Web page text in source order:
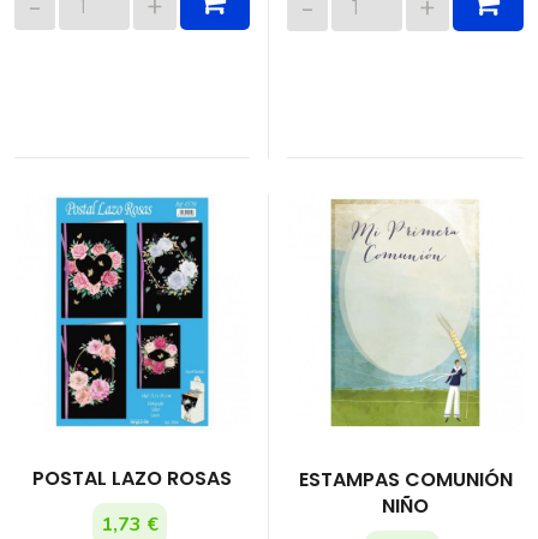
POSTAL LAZO ROSAS
1,73 €
ESTAMPAS COMUNIÓN
NIÑO